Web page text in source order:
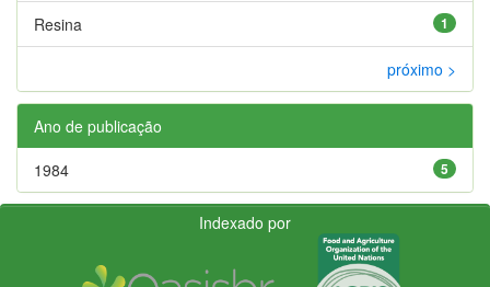
1
Resina
próximo >
Ano de publicação
5
1984
Indexado por